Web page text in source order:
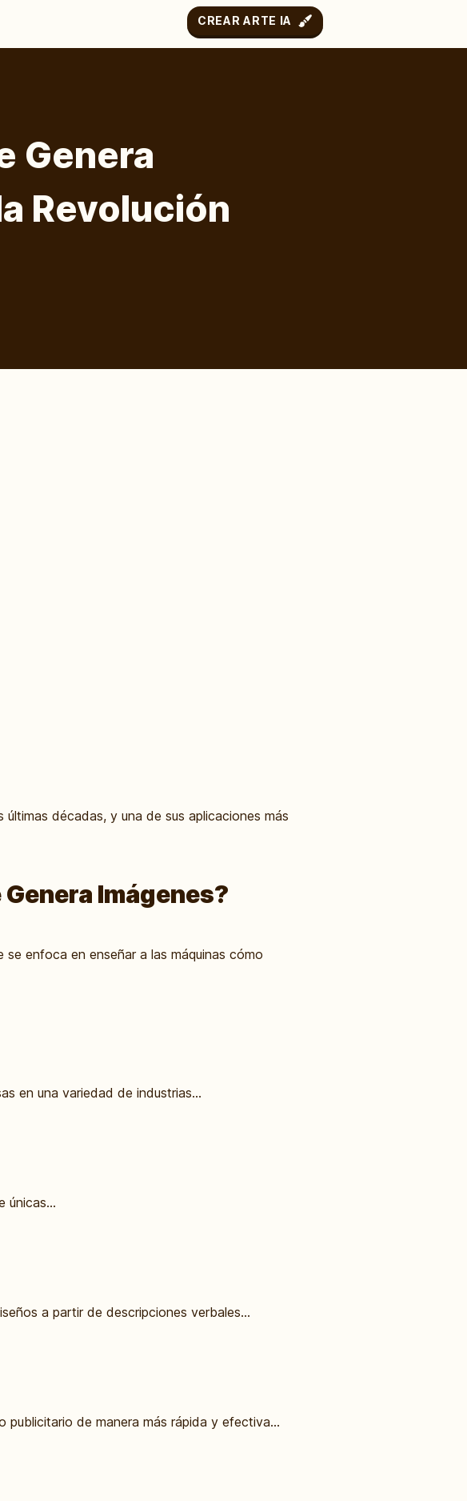
CREAR ARTE IA
Genera
Revolución
décadas, y una de sus aplicaciones más
Imágenes?
se enfoca en enseñar a las máquinas cómo
en una variedad de industrias...
únicas...
a partir de descripciones verbales...
publicitario de manera más rápida y efectiva...